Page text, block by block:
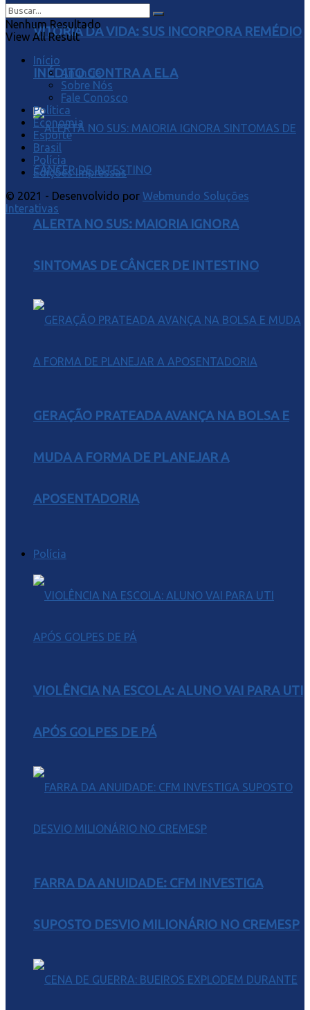
VITÓRIA DA VIDA: SUS INCORPORA REMÉDIO
INÉDITO CONTRA A ELA
ALERTA NO SUS: MAIORIA IGNORA
SINTOMAS DE CÂNCER DE INTESTINO
GERAÇÃO PRATEADA AVANÇA NA BOLSA E
MUDA A FORMA DE PLANEJAR A
APOSENTADORIA
Polícia
VIOLÊNCIA NA ESCOLA: ALUNO VAI PARA UTI
APÓS GOLPES DE PÁ
FARRA DA ANUIDADE: CFM INVESTIGA
SUPOSTO DESVIO MILIONÁRIO NO CREMESP
Nenhum Resultado
View All Result
Início
Anuncie
Sobre Nós
Fale Conosco
Política
Economia
Esporte
Brasil
Polícia
Edições Impressas
© 2021 - Desenvolvido por Webmundo Soluções
Interativas